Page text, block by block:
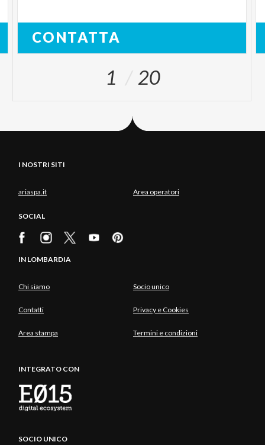
CONTATTA
1 20
I NOSTRI SITI
ariaspa.it Area operatori
SOCIAL
IN LOMBARDIA
Chi siamo Socio unico
Contatti Privacy e Cookies
Area stampa Termini e condizioni
INTEGRATO CON
SOCIO UNICO